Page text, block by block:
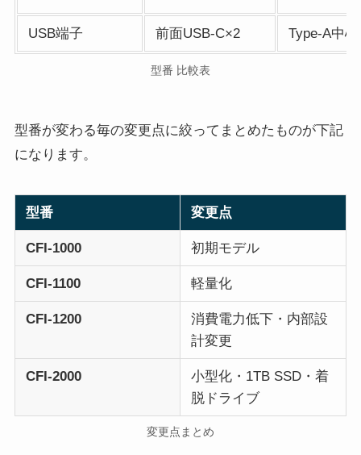
USB端子 前面USB-C×2 Type-A中心
型番 比較表
型番が変わる毎の変更点に絞ってまとめたものが下記
になります。
型番 変更点
CFI-1000 初期モデル
CFI-1100 軽量化
CFI-1200
消費電力低下・内部設
計変更
CFI-2000
小型化・1TB SSD・着
脱ドライブ
変更点まとめ